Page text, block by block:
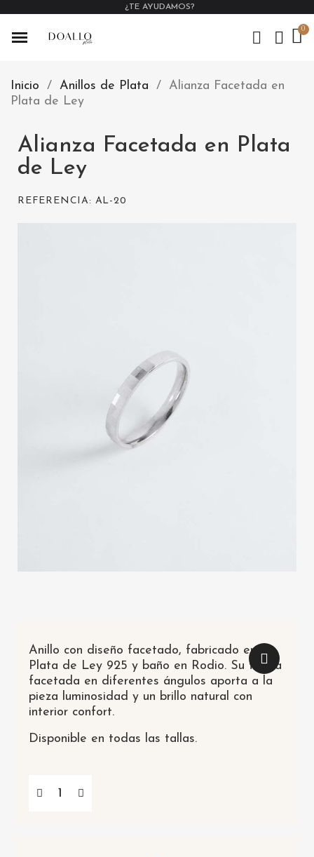
¿TE AYUDAMOS?
Inicio Anillos de Plata
Alianza Facetada en
Plata de Ley
Alianza Facetada en Plata
de Ley
REFERENCIA AL-20
Anillo con diseño facetado, fabricado en
Plata de Ley 925 y baño en Rodio. Su forma
facetada en diferentes ángulos aporta a la
pieza luminosidad y un brillo natural con
interior confort.
Disponible en todas las tallas.